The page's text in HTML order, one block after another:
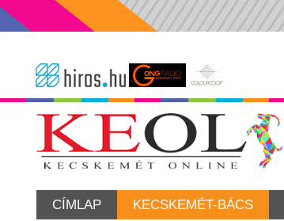
CÍMLAP KECSKEMÉT-BÁCS